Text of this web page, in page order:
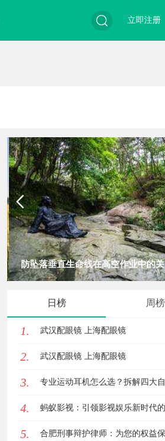
索
立即注册
防坠落垂直生命线在高空作业中的关
日榜 周榜
1. 武汉配眼镜 上海配眼镜
2. 武汉配眼镜 上海配眼镜
3. 专业运动耳机怎么选？拆解四大
技术
4. 蚂蚁影视：引领影视娱乐新时代
平台解析
5. 合肥刑事辩护律师：为您的权益